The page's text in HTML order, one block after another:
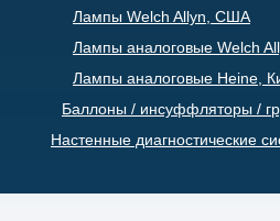
Лампы Welch Allyn, США
Лампы аналоговые Welch
Лампы аналоговые Heine,
Баллоны / инсуффляторы /
Настенные диагностические